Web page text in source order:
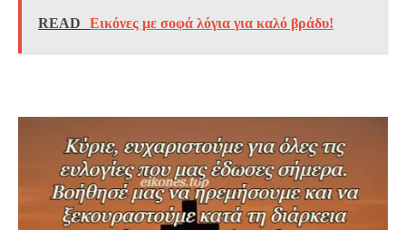
READ Εικόνες με σοφά λόγια για καλό βράδυ!